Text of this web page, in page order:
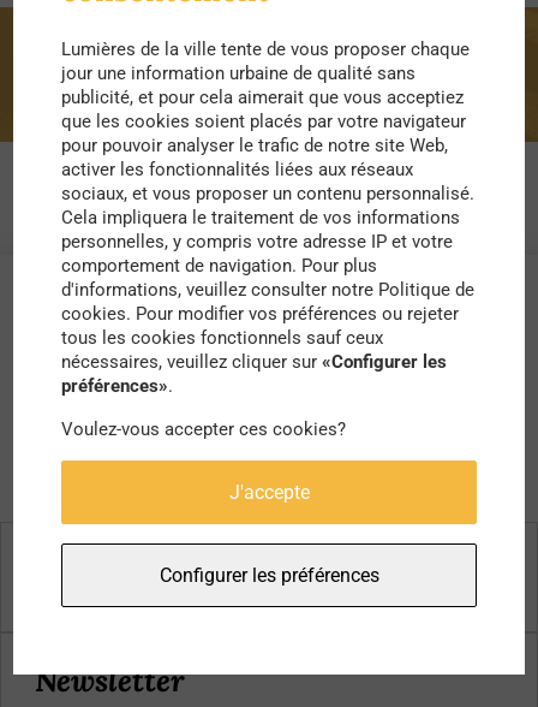
prospective
Newsletter
Lumières de la ville tente de vous proposer chaque
jour une information urbaine de qualité sans
publicité, et pour cela aimerait que vous acceptiez
que les cookies soient placés par votre navigateur
pour pouvoir analyser le trafic de notre site Web,
activer les fonctionnalités liées aux réseaux
sociaux, et vous proposer un contenu personnalisé.
Cela impliquera le traitement de vos informations
personnelles, y compris votre adresse IP et votre
comportement de navigation. Pour plus
d'informations, veuillez consulter notre Politique de
cookies. Pour modifier vos préférences ou rejeter
tous les cookies fonctionnels sauf ceux
nécessaires, veuillez cliquer sur«Configurer les
préférences».
Voulez-vous accepter ces cookies?
J'accepte
Configurer les préférences